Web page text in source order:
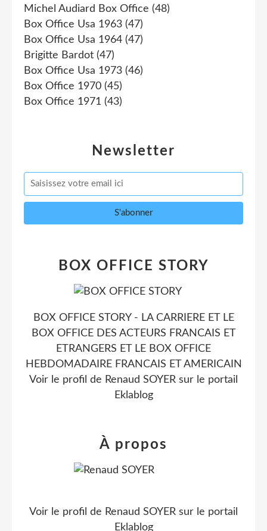
Newsletter
Michel Audiard Box Office (48)
Box Office Usa 1963 (47)
Box Office Usa 1964 (47)
Brigitte Bardot (47)
Box Office Usa 1973 (46)
Box Office 1970 (45)
Box Office 1971 (43)
BOX OFFICE STORY
BOX OFFICE STORY - LA CARRIERE ET LE
BOX OFFICE DES ACTEURS FRANCAIS ET
ETRANGERS ET LE BOX OFFICE
HEBDOMADAIRE FRANCAIS ET AMERICAIN
Voir le profil de Renaud SOYER sur le portail
Eklablog
À propos
Voir le profil de Renaud SOYER sur le portail
Eklablog